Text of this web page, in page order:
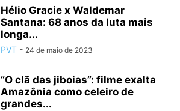
Hélio Gracie x Waldemar
Santana: 68 anos da luta mais
longa...
PVT - 24 de maio de 2023
“O clã das jiboias”: filme exalta
Amazônia como celeiro de
grandes...